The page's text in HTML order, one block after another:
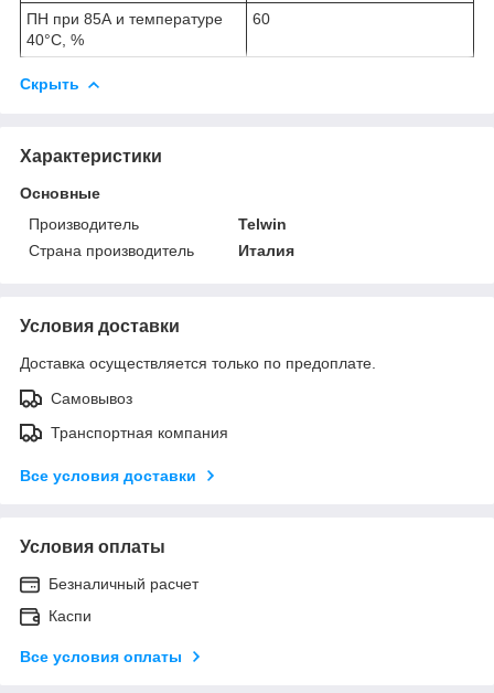
ПН при 85А и температуре
40°С, %
60
Скрыть
Характеристики
Основные
Производитель
Telwin
Страна производитель
Италия
Условия доставки
Доставка осуществляется только по предоплате.
Самовывоз
Транспортная компания
Все условия доставки
Условия оплаты
Безналичный расчет
Каспи
Все условия оплаты